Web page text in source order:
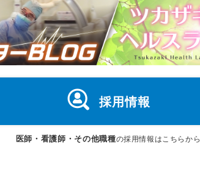
採用情報
医師・看護師・その他職種の採用情報はこちらから